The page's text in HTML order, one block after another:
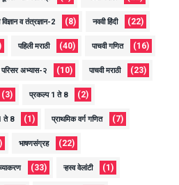
विज्ञान व तंत्रज्ञान-2 (8) नववी हिंदी (22)
पहिली मराठी (40) पाचवी गणित (16)
परिसर अभ्यास-२ (10) पाचवी मराठी (23)
(3) प्रकल्प 1 ते 8 (2)
ते 8 (1) प्राथमिक वर्ग गणित (7)
भाषणसंग्रह (22)
(33) ऱ्हस्व वेलांटी (1)